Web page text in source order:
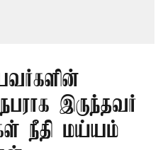
இருந்தவர்
நீதி மய்யம்